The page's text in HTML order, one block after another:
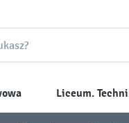
Liceum.